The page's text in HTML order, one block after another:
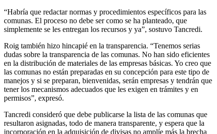
“Habría que redactar normas y procedimientos específicos para las
comunas. El proceso no debe ser como se ha planteado, que
simplemente se les entregan los recursos y ya”, sostuvo Tancredi.
Roig también hizo hincapié en la transparencia. “Tenemos serias
dudas sobre la transparencia de las comunas. No han sido eficientes
en la distribución de materiales de las empresas básicas. Yo creo que
las comunas no están preparadas en su concepción para este tipo de
manejos y si se preparan, bienvenidas, serán empresas y tendrán que
tener los mecanismos adecuados que les exigen en trámites y en
permisos”, expresó.
Tancredi consideró que debe publicarse la lista de las comunas que
resultaron asignadas, todo de manera transparente, y espera que la
incorporación en la adquisición de divisas no amplíe más la brecha